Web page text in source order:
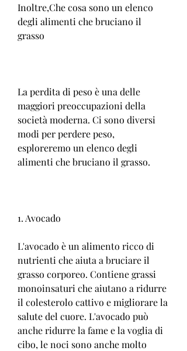
Inoltre,Che cosa sono un elenco
degli alimenti che bruciano il
grasso
La perdita di peso è una delle
maggiori preoccupazioni della
società moderna. Ci sono diversi
modi per perdere peso,
esploreremo un elenco degli
alimenti che bruciano il grasso.
1. Avocado
L'avocado è un alimento ricco di
nutrienti che aiuta a bruciare il
grasso corporeo. Contiene grassi
monoinsaturi che aiutano a ridurre
il colesterolo cattivo e migliorare la
salute del cuore. L'avocado può
anche ridurre la fame e la voglia di
cibo, le noci sono anche molto